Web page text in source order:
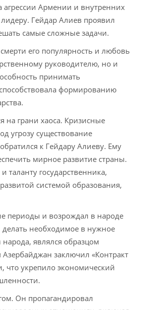
агрессии Армении и внутренних
Гейдар Алиев проявил
самые сложные задачи.
его популярность и любовь
руководителю, но и
принимать
формированию
на грани хаоса. Кризисные
угрозу существование
к Гейдару Алиеву. Ему
мирное развитие страны.
таланту государственника,
системой образования,
периоды и возрождал в народе
делать необходимое в нужное
являлся образцом
заключил «Контракт
укрепило экономический
Он пропагандировал